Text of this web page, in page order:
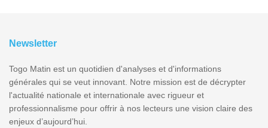
Newsletter
Togo Matin est un quotidien d'analyses et d'informations
générales qui se veut innovant. Notre mission est de décrypter
l'actualité nationale et internationale avec rigueur et
professionnalisme pour offrir à nos lecteurs une vision claire des
enjeux d’aujourd’hui.